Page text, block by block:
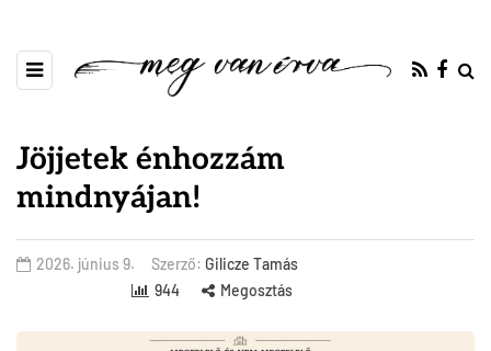
Jöjjetek énhozzám
mindnyájan!
2026. június 9. Szerző: Gilicze Tamás
944
Megosztás